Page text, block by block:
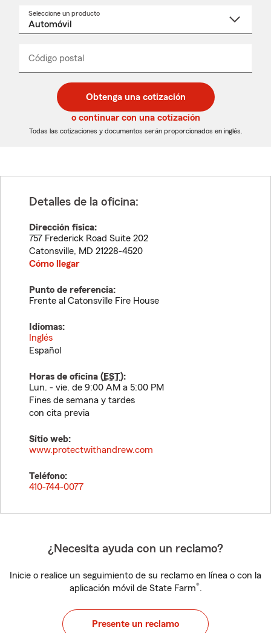
Seleccione un producto
desplegable
Código postal
de
5
dígitos
de
5
dígitos
_____
Obtenga una cotización
o continuar con una cotización
Todas las cotizaciones y documentos serán proporcionados en inglés.
Detalles de la oficina:
Dirección física:
757 Frederick Road Suite 202
Catonsville, MD 21228-4520
Cómo llegar
Punto de referencia:
Frente al Catonsville Fire House
Idiomas:
Inglés
Español
Horas de oficina (EST):
Lun. - vie. de 9:00 AM a 5:00 PM
Fines de semana y tardes
con cita previa
Sitio web:
www.protectwithandrew.com
Teléfono:
410-744-0077
¿Necesita ayuda con un reclamo?
Inicie o realice un seguimiento de su reclamo en línea o con la
aplicación móvil de State Farm®.
Presente un reclamo